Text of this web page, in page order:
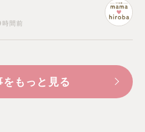
時間前
もっと見る